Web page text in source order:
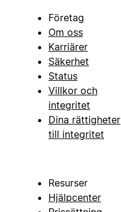
Företag
Om oss
Karriärer
Säkerhet
Status
Villkor och
integritet
Dina rättigheter
till integritet
Resurser
Hjälpcenter